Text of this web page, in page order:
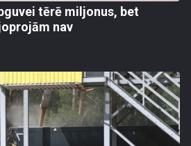
tērē miljonus, bet
nav